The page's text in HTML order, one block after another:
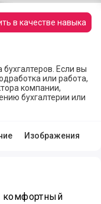
в качестве навыка
Если вы
или работа,
компании,
бухгалтерии или
Изображения
комфортный